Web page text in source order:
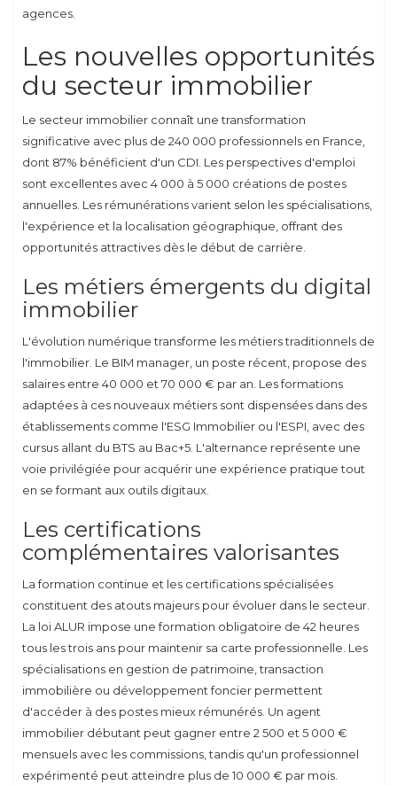
agences.
Les nouvelles opportunités
du secteur immobilier
Le secteur immobilier connaît une transformation
significative avec plus de 240 000 professionnels en France,
dont 87% bénéficient d'un CDI. Les perspectives d'emploi
sont excellentes avec 4 000 à 5 000 créations de postes
annuelles. Les rémunérations varient selon les spécialisations,
l'expérience et la localisation géographique, offrant des
opportunités attractives dès le début de carrière.
Les métiers émergents du digital
immobilier
L'évolution numérique transforme les métiers traditionnels de
l'immobilier. Le BIM manager, un poste récent, propose des
salaires entre 40 000 et 70 000 € par an. Les formations
adaptées à ces nouveaux métiers sont dispensées dans des
établissements comme l'ESG Immobilier ou l'ESPI, avec des
cursus allant du BTS au Bac+5. L'alternance représente une
voie privilégiée pour acquérir une expérience pratique tout
en se formant aux outils digitaux.
Les certifications
complémentaires valorisantes
La formation continue et les certifications spécialisées
constituent des atouts majeurs pour évoluer dans le secteur.
La loi ALUR impose une formation obligatoire de 42 heures
tous les trois ans pour maintenir sa carte professionnelle. Les
spécialisations en gestion de patrimoine, transaction
immobilière ou développement foncier permettent
d'accéder à des postes mieux rémunérés. Un agent
immobilier débutant peut gagner entre 2 500 et 5 000 €
mensuels avec les commissions, tandis qu'un professionnel
expérimenté peut atteindre plus de 10 000 € par mois.